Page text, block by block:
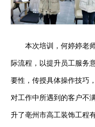
本次培训，何婷婷老
际流程，以提升员工服务
要性，传授具体操作技巧
对工作中所遇到的客户不
升了亳州市高工装饰工程